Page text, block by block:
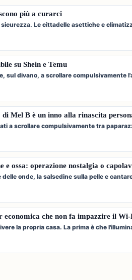
più a curarci
Le cittadelle asettiche e
su Shein e Temu
divano, a scrollare compulsivamente
Mel B è un inno alla rinascita
a scrollare compulsivamente tra
e ossa: operazione nostalgia o
onde, la salsedine sulla pelle e
che non fa impazzire il Wi-
la propria casa. La prima è che